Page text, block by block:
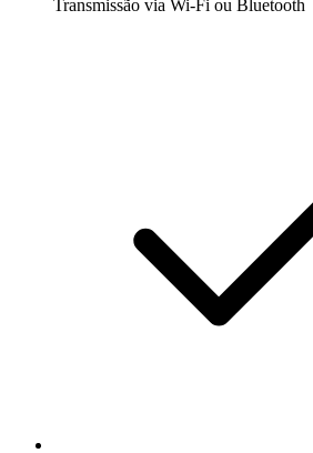
Transmissão via Wi-Fi ou Bluetooth